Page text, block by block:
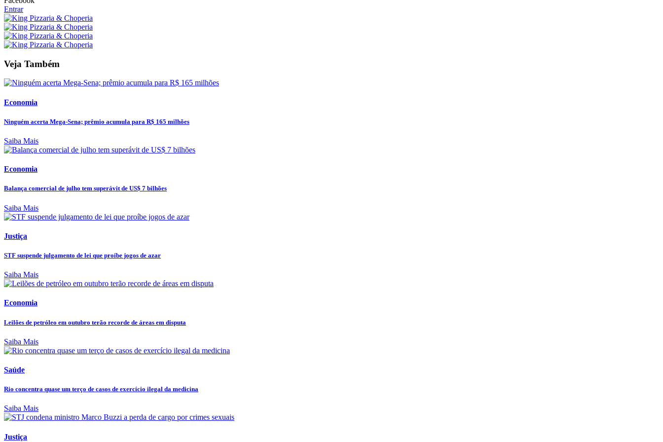
Entrar
Veja Também
Economia
Ninguém acerta Mega-Sena; prêmio acumula para R$ 165 milhões
Saiba Mais
Economia
Balança comercial de julho tem superávit de US$ 7 bilhões
Saiba Mais
Justiça
STF suspende julgamento de lei que proíbe jogos de azar
Saiba Mais
Economia
Leilões de petróleo em outubro terão recorde de áreas em disputa
Saiba Mais
Saúde
Rio concentra quase um terço de casos de exercício ilegal da medicina
Saiba Mais
Justiça